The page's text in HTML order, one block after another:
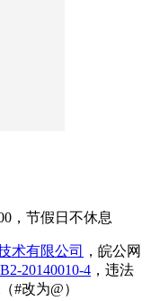
，节假日不休息
术有限公司
，皖公网
20140010-4 ，违法
#改为@）